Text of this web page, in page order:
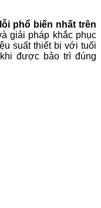
phổ biến nhất trên
giải pháp khắc phục
suất thiết bị với tuổi
được bảo trì đúng